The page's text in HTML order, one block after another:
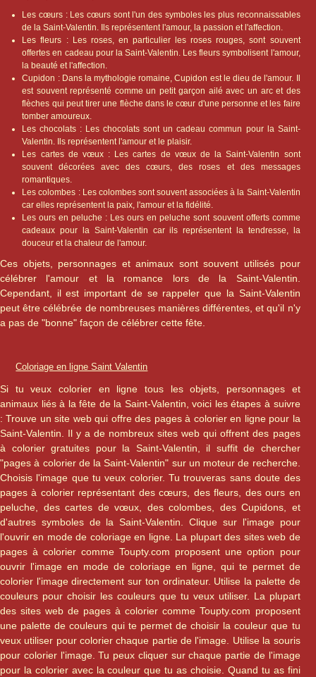
Les cœurs : Les cœurs sont l'un des symboles les plus reconnaissables
de la Saint-Valentin. Ils représentent l'amour, la passion et l'affection.
Les fleurs : Les roses, en particulier les roses rouges, sont souvent
offertes en cadeau pour la Saint-Valentin. Les fleurs symbolisent l'amour,
la beauté et l'affection.
Cupidon : Dans la mythologie romaine, Cupidon est le dieu de l'amour. Il
est souvent représenté comme un petit garçon ailé avec un arc et des
flèches qui peut tirer une flèche dans le cœur d'une personne et les faire
tomber amoureux.
Les chocolats : Les chocolats sont un cadeau commun pour la Saint-
Valentin. Ils représentent l'amour et le plaisir.
Les cartes de vœux : Les cartes de vœux de la Saint-Valentin sont
souvent décorées avec des cœurs, des roses et des messages
romantiques.
Les colombes : Les colombes sont souvent associées à la Saint-Valentin
car elles représentent la paix, l'amour et la fidélité.
Les ours en peluche : Les ours en peluche sont souvent offerts comme
cadeaux pour la Saint-Valentin car ils représentent la tendresse, la
douceur et la chaleur de l'amour.
Ces objets, personnages et animaux sont souvent utilisés pour
célébrer l'amour et la romance lors de la Saint-Valentin.
Cependant, il est important de se rappeler que la Saint-Valentin
peut être célébrée de nombreuses manières différentes, et qu'il n'y
a pas de "bonne" façon de célébrer cette fête.
Coloriage en ligne Saint Valentin
Si tu veux colorier en ligne tous les objets, personnages et
animaux liés à la fête de la Saint-Valentin, voici les étapes à suivre
: Trouve un site web qui offre des pages à colorier en ligne pour la
Saint-Valentin. Il y a de nombreux sites web qui offrent des pages
à colorier gratuites pour la Saint-Valentin, il suffit de chercher
"pages à colorier de la Saint-Valentin" sur un moteur de recherche.
Choisis l'image que tu veux colorier. Tu trouveras sans doute des
pages à colorier représentant des cœurs, des fleurs, des ours en
peluche, des cartes de vœux, des colombes, des Cupidons, et
d'autres symboles de la Saint-Valentin. Clique sur l'image pour
l'ouvrir en mode de coloriage en ligne. La plupart des sites web de
pages à colorier comme Toupty.com proposent une option pour
ouvrir l'image en mode de coloriage en ligne, qui te permet de
colorier l'image directement sur ton ordinateur. Utilise la palette de
couleurs pour choisir les couleurs que tu veux utiliser. La plupart
des sites web de pages à colorier comme Toupty.com proposent
une palette de couleurs qui te permet de choisir la couleur que tu
veux utiliser pour colorier chaque partie de l'image. Utilise la souris
pour colorier l'image. Tu peux cliquer sur chaque partie de l'image
pour la colorier avec la couleur que tu as choisie. Quand tu as fini